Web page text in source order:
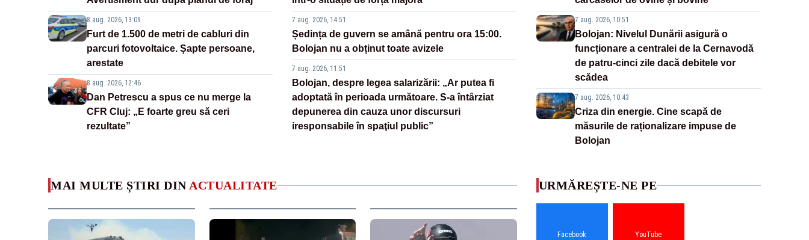
8 aug. 2026, 13:09
Furt de 1.500 de metri de cabluri din
parcuri fotovoltaice. Șapte persoane,
arestate
8 aug. 2026, 12:46
Dan Petrescu a spus ce nu merge la
CFR Cluj: „E foarte greu să ceri
rezultate”
7 aug. 2026, 14:51
Ședința de guvern se amână pentru ora 15:00.
Bolojan nu a obținut toate avizele
7 aug. 2026, 11:51
Bolojan, despre legea salarizării: „Ar putea fi
adoptată în perioada următoare. S-a întârziat
depunerea din cauza unor discursuri
iresponsabile în spaţiul public”
7 aug. 2026, 10:51
Bolojan: Nivelul Dunării asigură o
funcționare a centralei de la Cernavodă
de patru-cinci zile dacă debitele vor
scădea
7 aug. 2026, 10:43
Criza din energie. Cine scapă de
măsurile de raționalizare impuse de
Bolojan
MAI MULTE ȘTIRI DIN ACTUALITATE URMĂREȘTE-NE PE
Facebook YouTube